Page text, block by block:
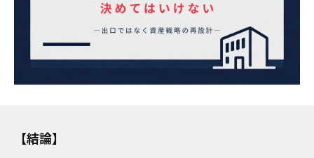
【結論】